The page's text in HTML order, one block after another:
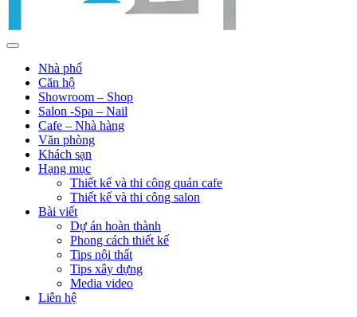
Nhà phố
Căn hộ
Showroom – Shop
Salon -Spa – Nail
Cafe – Nhà hàng
Văn phòng
Khách sạn
Hạng mục
Thiết kế và thi công quán cafe
Thiết kế và thi công salon
Bài viết
Dự án hoàn thành
Phong cách thiết kế
Tips nội thất
Tips xây dựng
Media video
Liên hệ